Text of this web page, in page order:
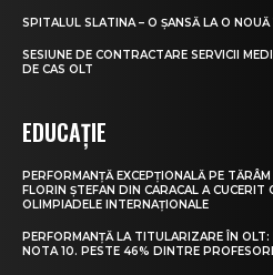
SPITALUL SLATINA – O ȘANSĂ LA O
SESIUNE DE CONTRACTARE SERVICII
DE CAS OLT
EDUCAȚIE
PERFORMANȚĂ EXCEPȚIONALĂ PE
FLORIN ȘTEFAN DIN CARACAL A CUCERIT
OLIMPIADELE INTERNAȚIONALE
PERFORMANȚĂ LA TITULARIZARE ÎN
NOTA 10. PESTE 46% DINTRE